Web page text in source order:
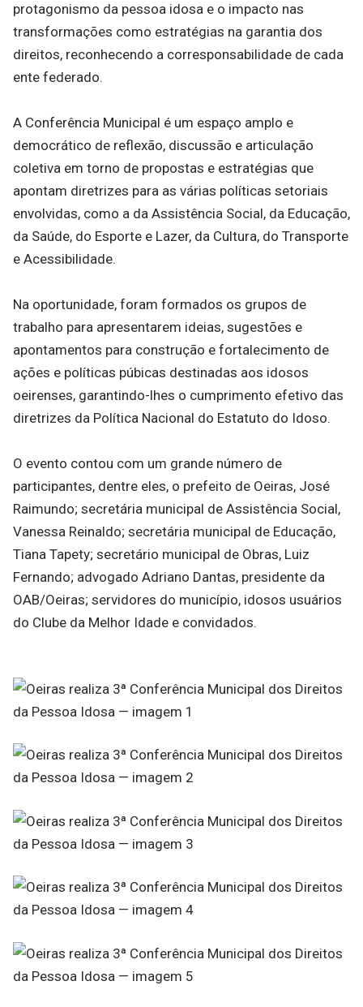
protagonismo da pessoa idosa e o impacto nas
transformações como estratégias na garantia dos
direitos, reconhecendo a corresponsabilidade de cada
ente federado.
A Conferência Municipal é um espaço amplo e
democrático de reflexão, discussão e articulação
coletiva em torno de propostas e estratégias que
apontam diretrizes para as várias políticas setoriais
envolvidas, como a da Assistência Social, da Educação,
da Saúde, do Esporte e Lazer, da Cultura, do Transporte
e Acessibilidade.
Na oportunidade, foram formados os grupos de
trabalho para apresentarem ideias, sugestões e
apontamentos para construção e fortalecimento de
ações e políticas púbicas destinadas aos idosos
oeirenses, garantindo-lhes o cumprimento efetivo das
diretrizes da Política Nacional do Estatuto do Idoso.
O evento contou com um grande número de
participantes, dentre eles, o prefeito de Oeiras, José
Raimundo; secretária municipal de Assistência Social,
Vanessa Reinaldo; secretária municipal de Educação,
Tiana Tapety; secretário municipal de Obras, Luiz
Fernando; advogado Adriano Dantas, presidente da
OAB/Oeiras; servidores do município, idosos usuários
do Clube da Melhor Idade e convidados.